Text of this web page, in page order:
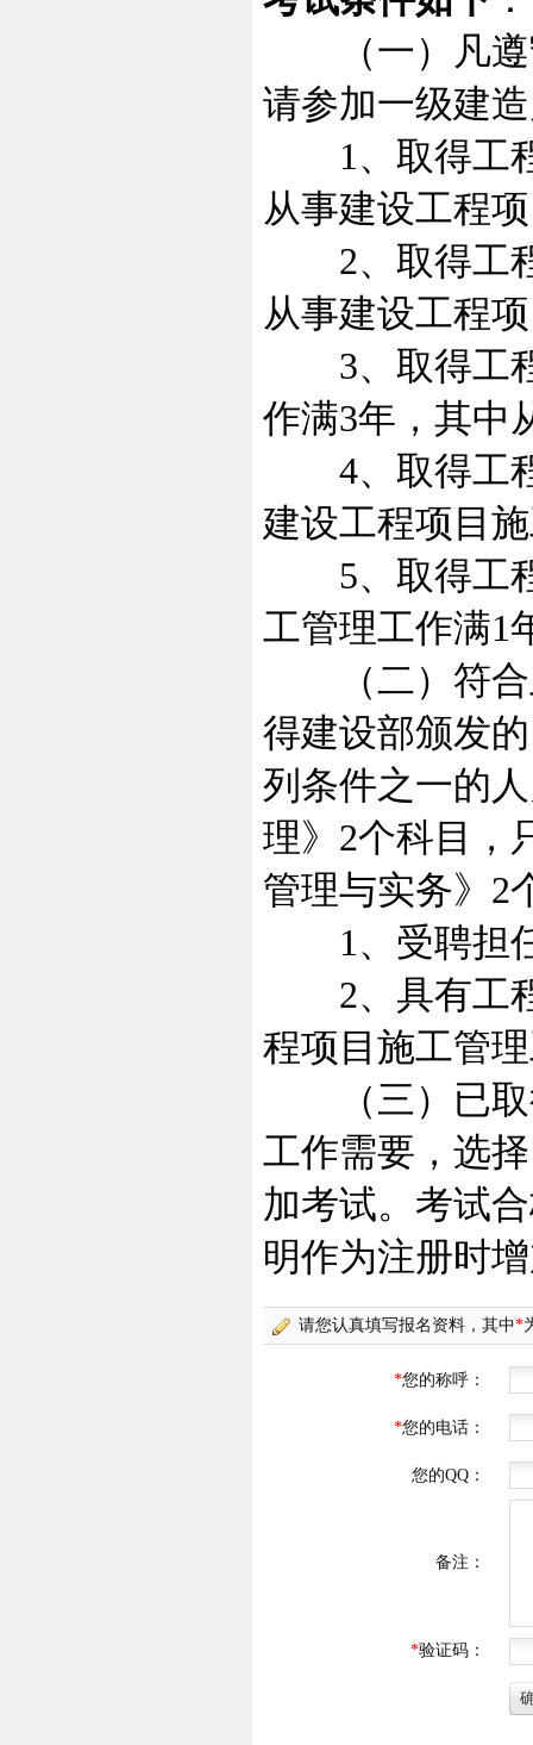
（一）凡遵
请参加一级建
1、取得工程
从事建设工程
2、取得工程
从事建设工程
3、取得工程
作满3年，其中
4、取得工程
建设工程项目
5、取得工程
工管理工作满1
（二）符合
得建设部颁发
列条件之一的
理》2个科目，
管理与实务》2
1、受聘担任
2、具有工程
程项目施工管
（三）已取
工作需要，选
加考试。考试
明作为注册时